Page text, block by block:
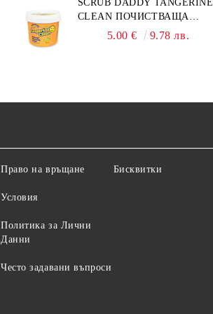
SCRUB DADDY TANGERINE
CLEAN ПОЧИСТВАЩА
ПАСТА 500ГР
5.00 € 9.78 лв.
Право на връщане
Условия
Политика за Лични
Данни
Често задавани въпроси
Бисквитки